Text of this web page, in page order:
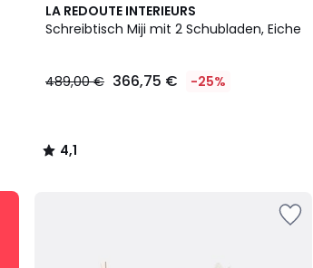
LA REDOUTE INTERIEURS
Schreibtisch Miji mit 2 Schubladen, Eiche
489,00 € 366,75 € -25%
4,1
/ 5
4,1
/